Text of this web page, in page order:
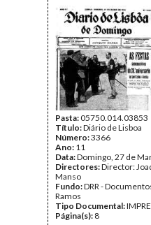
Pasta:05750.014.03853
Título:Diário de Lisboa
Número:3366
Ano: 11
Data:Domingo, 27 de
Directores:Director:
Manso
Fundo:DRR -
Ramos
Tipo Documental:
Página(s): 8